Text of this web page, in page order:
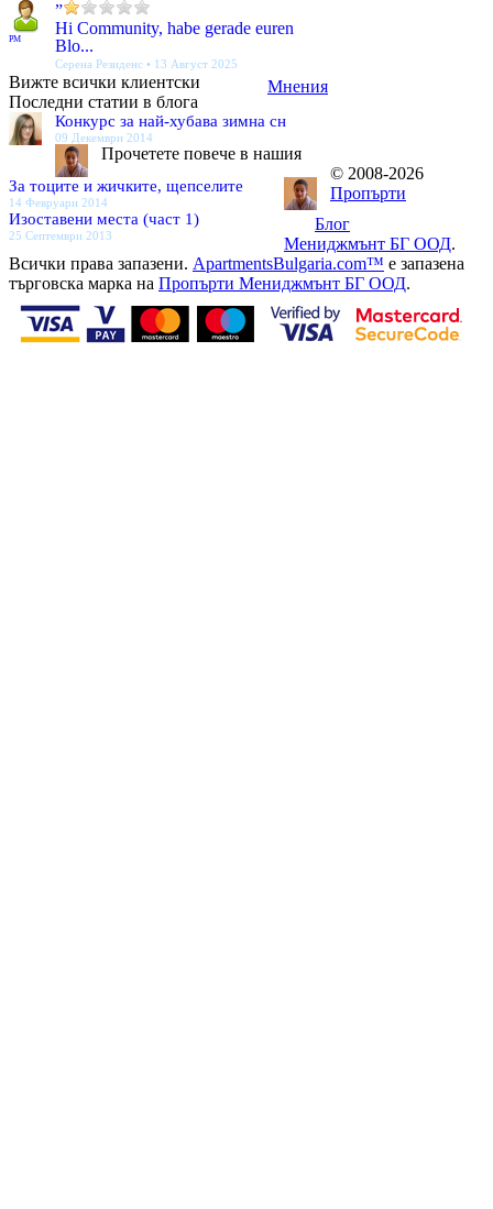
PM
”
Hi Community, habe gerade euren
Blo...
Серена Резиденс • 13 Август 2025
Мнения
Вижте всички клиентски
Последни статии в блога
Конкурс за най-хубава зимна сн
09 Декември 2014
За тоците и жичките, щепселите
14 Февруари 2014
Изоставени места (част 1)
25 Септември 2013
Блог
Прочетете повече в нашия
© 2008-2026
Пропърти
Мениджмънт БГ ООД.
Всички права запазени. ApartmentsBulgaria.com™ е запазена
търговска марка на Пропърти Мениджмънт БГ ООД.